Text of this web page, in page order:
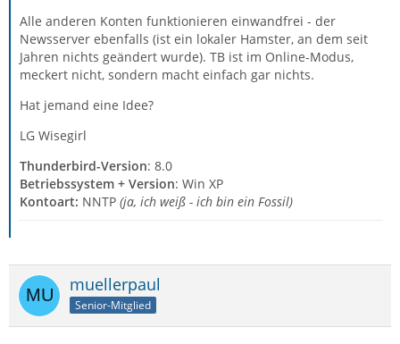
Alle anderen Konten funktionieren einwandfrei - der
Newsserver ebenfalls (ist ein lokaler Hamster, an dem seit
Jahren nichts geändert wurde). TB ist im Online-Modus,
meckert nicht, sondern macht einfach gar nichts.
Hat jemand eine Idee?
LG Wisegirl
Thunderbird-Version: 8.0
Betriebssystem + Version: Win XP
Kontoart: NNTP (ja, ich weiß - ich bin ein Fossil)
muellerpaul
Senior-Mitglied